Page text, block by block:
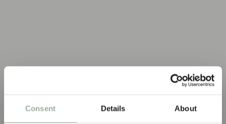
Consent Details About